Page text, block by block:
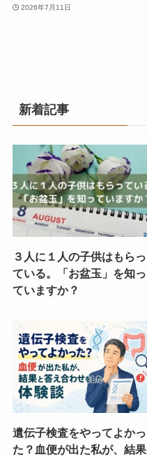
2026年7月11日
新着記事
３人に１人の子供はもらっ
ている。「お盆玉」を知っ
ていますか？
遺伝子検査をやってよかっ
た？血便が出た私が、結果